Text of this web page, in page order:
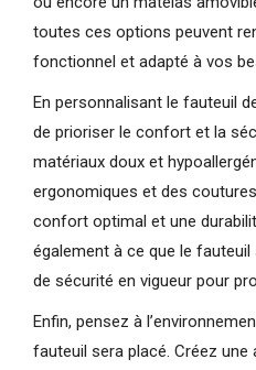
toutes ces options peuvent
fonctionnel et adapté à vos
En personnalisant le fauteuil
de prioriser le confort et la
matériaux doux et
ergonomiques et des
confort optimal et une
également à ce que le
de sécurité en vigueur pour
Enfin, pensez à
fauteuil sera placé. Créez